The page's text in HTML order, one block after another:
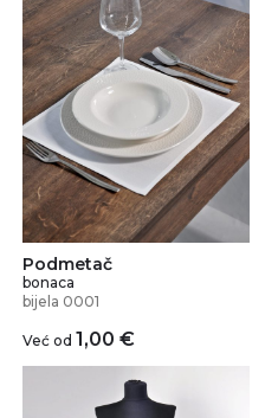
Podmetač
bonaca
bijela 0001
Već od 1,00 €